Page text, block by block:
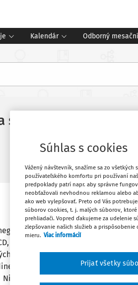
Kalendár Odborný
v slovenských
ovplyvňuje učenie sa, aj
ktoré potvrdzuje aj najnovší
škôl sa vyjadrila, že je vystavená
WHO pritom upozorňuje, že
všetky krajiny však majú v
Súhlas s cookies
Vážený návštevník, snažíme sa zo
používateľského komfortu pri používaní
predpoklady patrí napr. aby správne
neobťažovali nevhodnou reklamou alebo
ako web vylepšovať. Preto od Vás
súborov cookies, t. j. malých súborov,
prehliadači. Vopred ďakujeme za udelenie
zlepšovanie našich služieb a prispôsobenie
mieru. Viac informácií
Prijať všetky